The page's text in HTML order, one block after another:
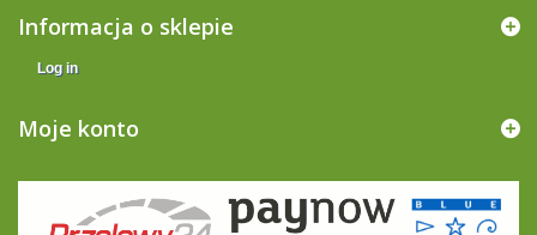
Informacja o sklepie
Log in
Moje konto